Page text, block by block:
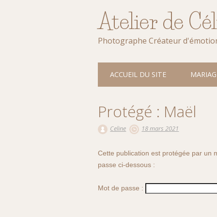
Atelier de
Photographe Créateur
Main menu
ACCUEIL DU SITE
Protégé : Maël
Celine 18 mars 2021
Cette publication est protégée par un
passe ci-dessous :
Mot de passe :